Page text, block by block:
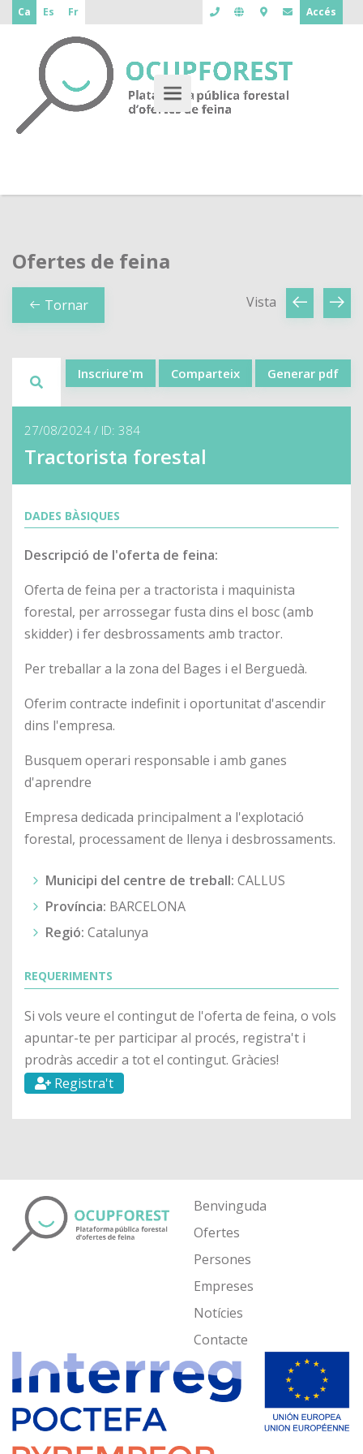
Ca Es Fr Accés
Ofertes de feina
Tornar Vista
Inscriure'm Comparteix Generar pdf
27/08/2024 / ID: 384
Tractorista forestal
DADES BÀSIQUES
Descripció de l'oferta de feina:
Oferta de feina per a tractorista i maquinista
forestal, per arrossegar fusta dins el bosc (amb
skidder) i fer desbrossaments amb tractor.
Per treballar a la zona del Bages i el Berguedà.
Oferim contracte indefinit i oportunitat d'ascendir
dins l'empresa.
Busquem operari responsable i amb ganes
d'aprendre
Empresa dedicada principalment a l'explotació
forestal, processament de llenya i desbrossaments.
Municipi del centre de treball: CALLUS
Província: BARCELONA
Regió: Catalunya
REQUERIMENTS
Si vols veure el contingut de l'oferta de feina, o vols
apuntar-te per participar al procés, registra't i
prodràs accedir a tot el contingut. Gràcies!
Registra't
Benvinguda
Ofertes
Persones
Empreses
Notícies
Contacte